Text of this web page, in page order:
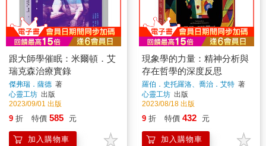
跟大師學催眠：米爾頓．艾
瑞克森治療實錄
傑弗瑞．薩德 著
心靈工坊 出版
2023/09/01 出版
9 折 特價 585 元
加入購物車
現象學的力量：精神分析與
存在哲學的深度反思
羅伯．史托羅洛、喬治．艾特 著
心靈工坊 出版
2023/08/18 出版
9 折 特價 432 元
加入購物車